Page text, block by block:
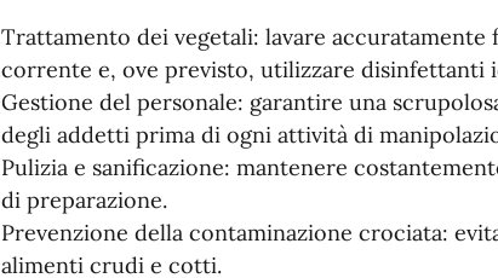
Trattamento dei vegetali: lavare
corrente e, ove previsto, utilizzare disinfettanti
Gestione del personale: garantire una
degli addetti prima di ogni attività di
Pulizia e sanificazione: mantenere
di preparazione.
Prevenzione della contaminazione crociata:
alimenti crudi e cotti.